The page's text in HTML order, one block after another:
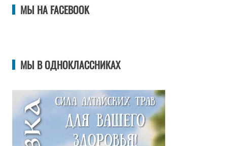
МЫ НА FACEBOOK
МЫ В ОДНОКЛАССНИКАХ